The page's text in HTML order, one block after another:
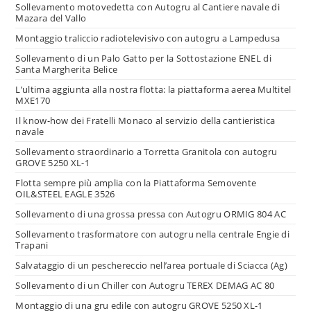
Sollevamento motovedetta con Autogru al Cantiere navale di
Mazara del Vallo
Montaggio traliccio radiotelevisivo con autogru a Lampedusa
Sollevamento di un Palo Gatto per la Sottostazione ENEL di
Santa Margherita Belice
L’ultima aggiunta alla nostra flotta: la piattaforma aerea Multitel
MXE170
Il know-how dei Fratelli Monaco al servizio della cantieristica
navale
Sollevamento straordinario a Torretta Granitola con autogru
GROVE 5250 XL-1
Flotta sempre più amplia con la Piattaforma Semovente
OIL&STEEL EAGLE 3526
Sollevamento di una grossa pressa con Autogru ORMIG 804 AC
Sollevamento trasformatore con autogru nella centrale Engie di
Trapani
Salvataggio di un peschereccio nell’area portuale di Sciacca (Ag)
Sollevamento di un Chiller con Autogru TEREX DEMAG AC 80
Montaggio di una gru edile con autogru GROVE 5250 XL-1